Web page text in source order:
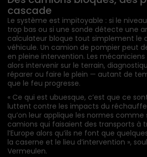
cascade
Le système est impitoyable : si le
trop bas ou si une sonde détecte une
calculateur bloque tout simplement le
véhicule. Un camion de pompier peut
en pleine intervention. Les mécaniciens
alors intervenir sur le terrain,
réparer ou faire le plein — autant de
que le feu progresse.
« Ce qui est ubuesque, c’est que ce
luttent contre les impacts du
qu’on leur applique les normes comme
camions qui faisaient des transports à
l’Europe alors qu’ils ne font que
la caserne et le lieu d’intervention »,
Vermeulen.